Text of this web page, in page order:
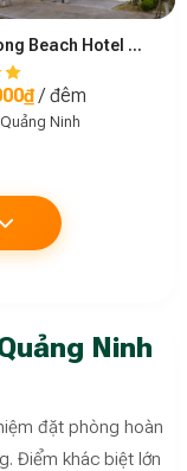
Trà Cổ Long Beach Hotel And Resort
/ đêm
Ninh
Ninh
đặt phòng hoàn
Điểm khác biệt lớn